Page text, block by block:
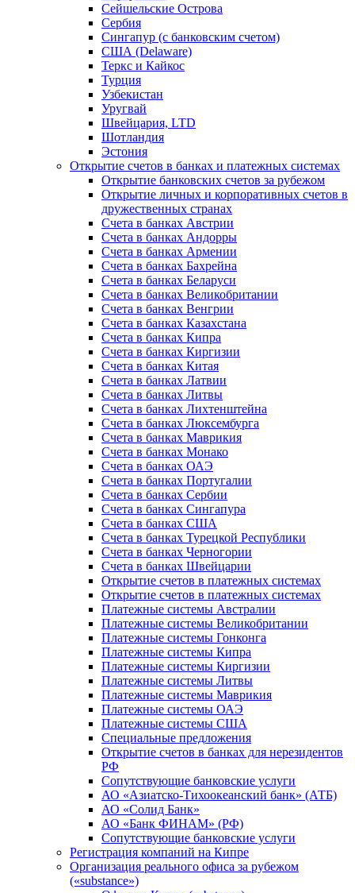
Сейшельские Острова
Сербия
Сингапур (c банковским счетом)
США (Delaware)
Теркс и Кайкос
Турция
Узбекистан
Уругвай
Швейцария, LTD
Шотландия
Эстония
Открытие счетов в банках и платежных системах
Открытие банковских счетов за рубежом
Открытие личных и корпоративных счетов в
дружественных странах
Счета в банках Австрии
Счета в банках Андорры
Счета в банках Армении
Счета в банках Бахрейна
Счета в банках Беларуси
Счета в банках Великобритании
Счета в банках Венгрии
Счета в банках Казахстана
Счета в банках Кипра
Счета в банках Киргизии
Счета в банках Китая
Счета в банках Латвии
Счета в банках Литвы
Счета в банках Лихтенштейна
Счета в банках Люксембурга
Счета в банках Маврикия
Счета в банках Монако
Счета в банках ОАЭ
Счета в банках Португалии
Счета в банках Сербии
Счета в банках Сингапура
Счета в банках США
Счета в банках Турецкой Республики
Счета в банках Черногории
Счета в банках Швейцарии
Открытие счетов в платежных системах
Открытие счетов в платежных системах
Платежные системы Австралии
Платежные системы Великобритании
Платежные системы Гонконга
Платежные системы Кипра
Платежные системы Киргизии
Платежные системы Литвы
Платежные системы Маврикия
Платежные системы ОАЭ
Платежные системы США
Специальные предложения
Открытие счетов в банках для нерезидентов
РФ
Сопутствующие банковские услуги
АО «Азиатско-Тихоокеанский банк» (АТБ)
АО «Солид Банк»
АО «Банк ФИНАМ» (РФ)
Сопутствующие банковские услуги
Регистрация компаний на Кипре
Организация реального офиса за рубежом
(«substance»)